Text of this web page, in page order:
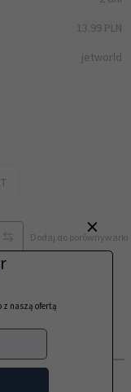
13.99 PLN
jetworld
Dodaj do porównywarki
×
z naszą ofertą